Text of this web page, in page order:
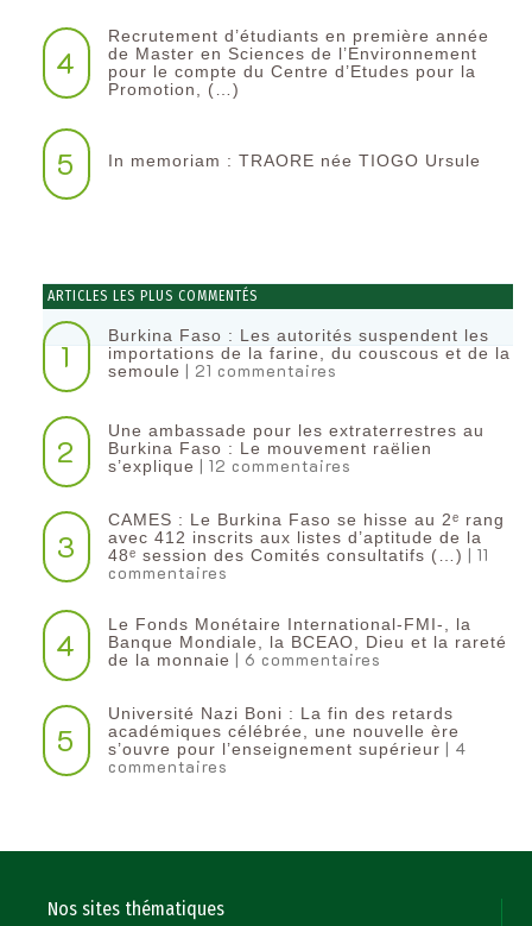
4
Recrutement d’étudiants en première année
de Master en Sciences de l’Environnement
pour le compte du Centre d’Etudes pour la
Promotion, (…)
5 In memoriam : TRAORE née TIOGO Ursule
ARTICLES LES PLUS COMMENTÉS
1
Burkina Faso : Les autorités suspendent les
importations de la farine, du couscous et de la
semoule | 21 commentaires
2
Une ambassade pour les extraterrestres au
Burkina Faso : Le mouvement raëlien
s’explique | 12 commentaires
3
CAMES : Le Burkina Faso se hisse au 2ᵉ rang
avec 412 inscrits aux listes d’aptitude de la
48ᵉ session des Comités consultatifs (…) | 11
commentaires
4
Le Fonds Monétaire International-FMI-, la
Banque Mondiale, la BCEAO, Dieu et la rareté
de la monnaie | 6 commentaires
5
Université Nazi Boni : La fin des retards
académiques célébrée, une nouvelle ère
s’ouvre pour l’enseignement supérieur | 4
commentaires
Nos sites thématiques